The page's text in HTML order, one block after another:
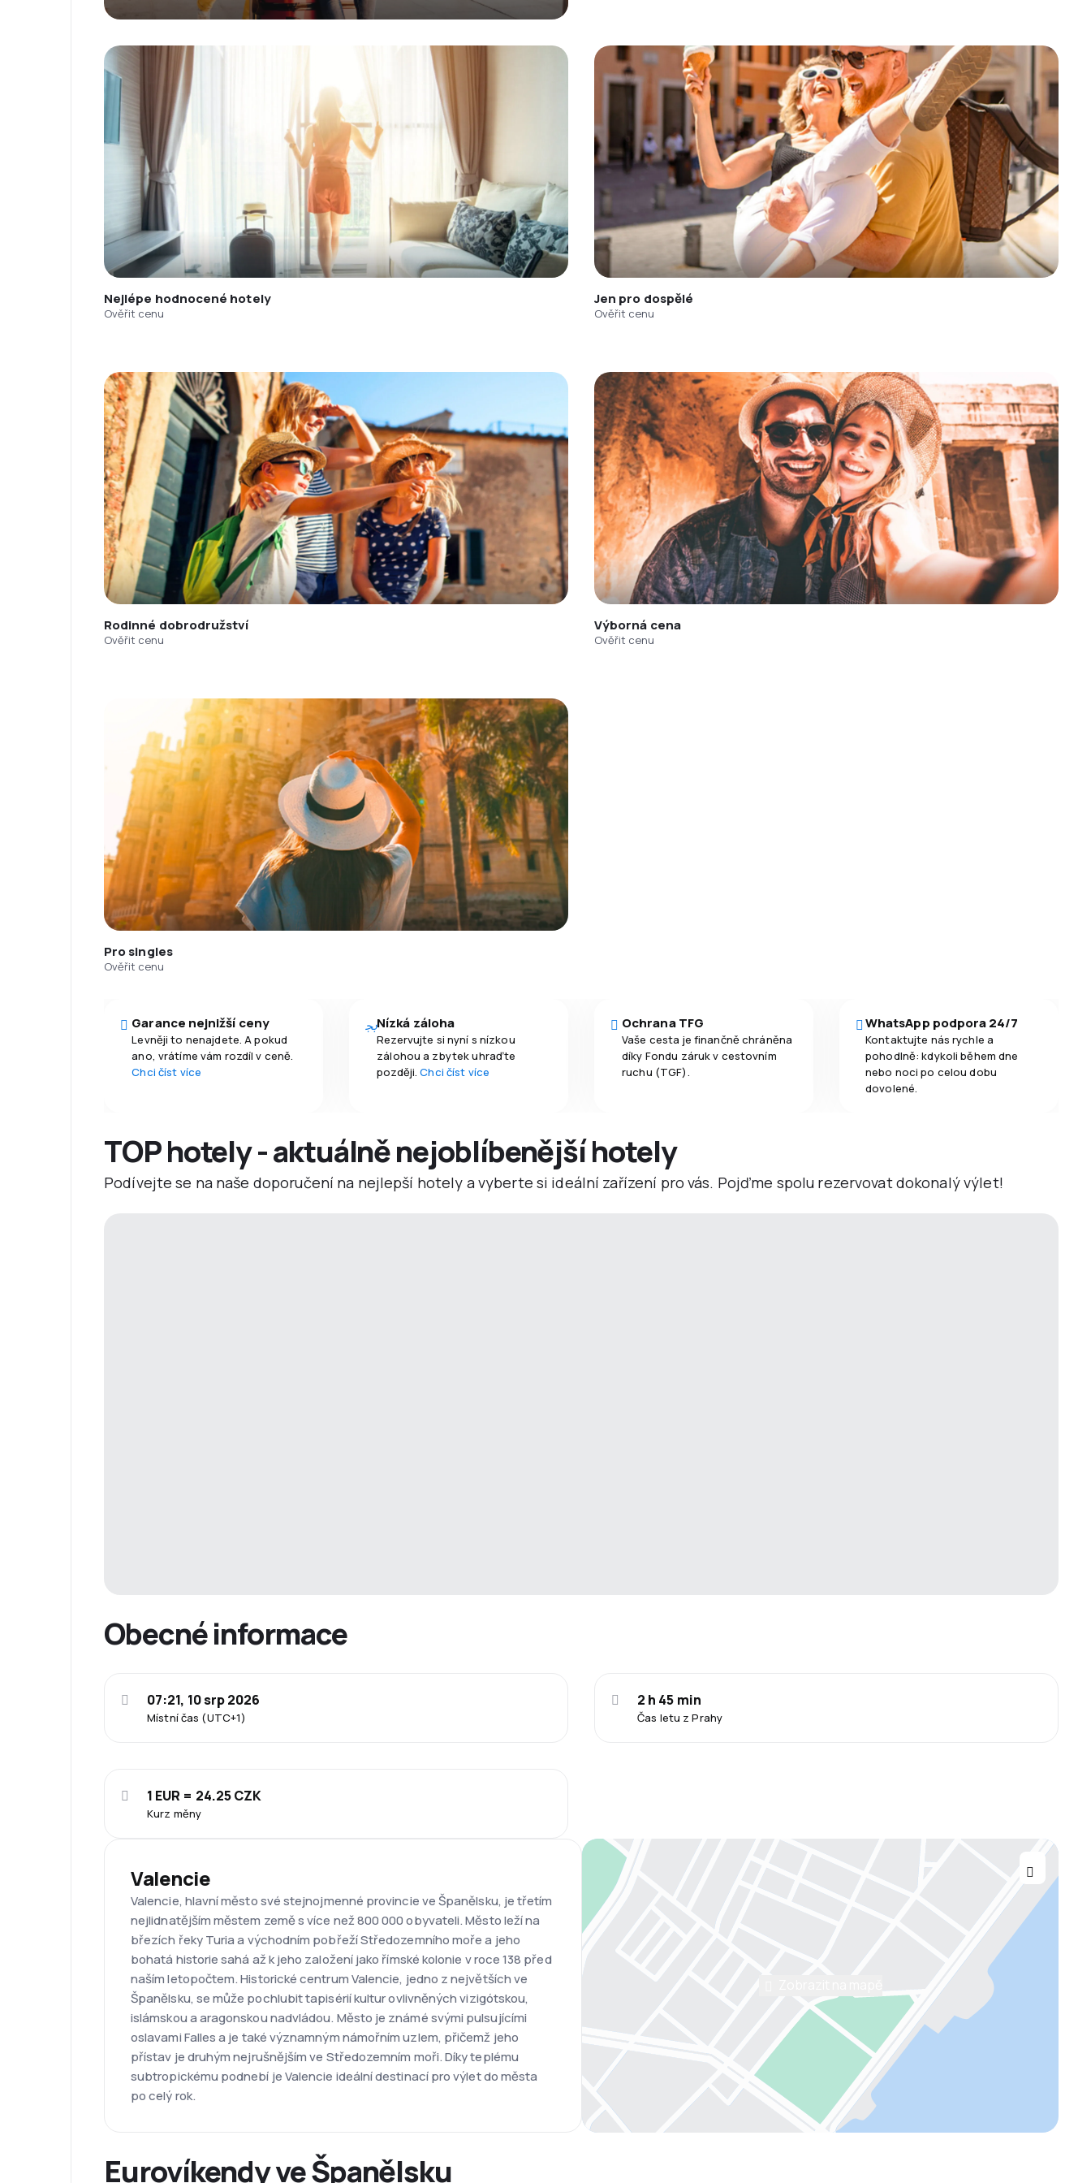
Nejlépe hodnocené hotely
Ověřit cenu
Jen pro dospělé
Ověřit cenu
Rodinné dobrodružství
Ověřit cenu
Výborná cena
Ověřit cenu
Pro singles
Ověřit cenu
Garance nejnižší ceny
Levněji to nenajdete. A pokud
ano, vrátíme vám rozdíl v ceně.
Chci číst více
Nízká záloha
Rezervujte si nyní s nízkou
zálohou a zbytek uhraďte
později.Chci číst více
Ochrana TFG
Vaše cesta je finančně chráněna
díky Fondu záruk v cestovním
ruchu (TGF).
WhatsApp podpora 24/7
Kontaktujte nás rychle a
pohodlně: kdykoli během dne
nebo noci po celou dobu
dovolené.
TOP hotely - aktuálně nejoblíbenější hotely
Podívejte se na naše doporučení na nejlepší hotely a vyberte si ideální zařízení pro vás. Pojďme spolu rezervovat dokonalý výlet!
Obecné informace
Místní čas (UTC+1)
07:21, 10 srp 2026
Čas letu z Prahy
2 h 45 min
Kurz měny
1 EUR = 24.25 CZK
Valencie
Valencie, hlavní město své stejnojmenné provincie ve Španělsku, je třetím
nejlidnatějším městem země s více než 800 000 obyvateli. Město leží na
březích řeky Turia a východním pobřeží Středozemního moře a jeho
bohatá historie sahá až k jeho založení jako římské kolonie v roce 138 před
naším letopočtem. Historické centrum Valencie, jedno z největších ve
Španělsku, se může pochlubit tapisérií kultur ovlivněných vizigótskou,
islámskou a aragonskou nadvládou. Město je známé svými pulsujícími
oslavami Falles a je také významným námořním uzlem, přičemž jeho
přístav je druhým nejrušnějším ve Středozemním moři. Díky teplému
subtropickému podnebí je Valencie ideální destinací pro výlet do města
po celý rok.
Eurovíkendy ve Španělsku